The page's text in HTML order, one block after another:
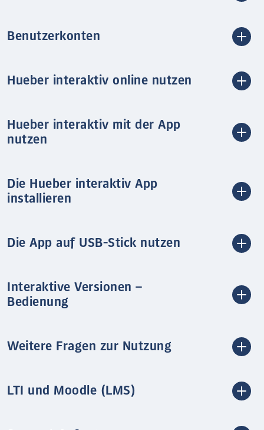
Benutzerkonten
Hueber interaktiv online nutzen
Hueber interaktiv mit der App
nutzen
Die Hueber interaktiv App
installieren
Die App auf USB-Stick nutzen
Interaktive Versionen –
Bedienung
Weitere Fragen zur Nutzung
LTI und Moodle (LMS)